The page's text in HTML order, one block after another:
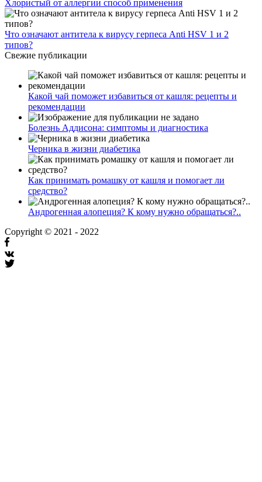
Хлористый от аллергии способ применения
Что означают антитела к вирусу герпеса Anti HSV 1 и 2
типов?
Свежие публикации
Какой чай поможет избавиться от кашля: рецепты и
рекомендации
Болезнь Аддисона: симптомы и диагностика
Черника в жизни диабетика
Как принимать ромашку от кашля и помогает ли
средство?
Андрогенная алопеция? К кому нужно обращаться?..
Copyright © 2021 - 2022